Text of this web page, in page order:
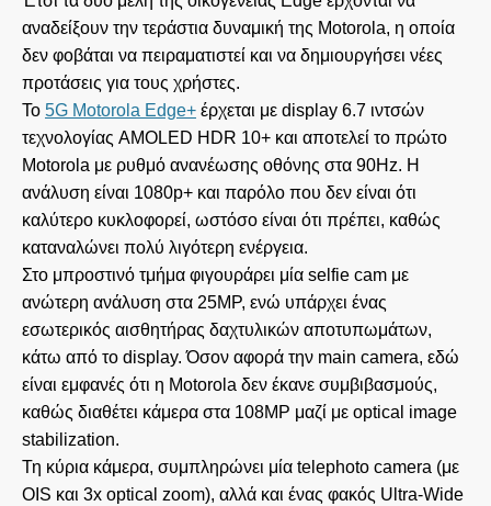
αναδείξουν την τεράστια δυναμική της Motorola, η οποία
δεν φοβάται να πειραματιστεί και να δημιουργήσει νέες
προτάσεις για τους χρήστες.
Το 5G Motorola Edge+ έρχεται με display 6.7 ιντσών
τεχνολογίας AMOLED HDR 10+ και αποτελεί το πρώτο
Motorola με ρυθμό ανανέωσης οθόνης στα 90Hz. H
ανάλυση είναι 1080p+ και παρόλο που δεν είναι ότι
καλύτερο κυκλοφορεί, ωστόσο είναι ότι πρέπει, καθώς
καταναλώνει πολύ λιγότερη ενέργεια.
Στο μπροστινό τμήμα φιγουράρει μία selfie cam με
ανώτερη ανάλυση στα 25MP, ενώ υπάρχει ένας
εσωτερικός αισθητήρας δαχτυλικών αποτυπωμάτων,
κάτω από το display. Όσον αφορά την main camera, εδώ
είναι εμφανές ότι η Motorola δεν έκανε συμβιβασμούς,
καθώς διαθέτει κάμερα στα 108MP μαζί με optical image
stabilization.
Τη κύρια κάμερα, συμπληρώνει μία telephoto camera (με
OIS και 3x optical zoom), αλλά και ένας φακός Ultra-Wide